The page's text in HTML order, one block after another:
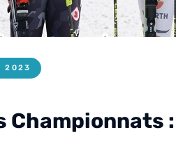
2023
Championnats